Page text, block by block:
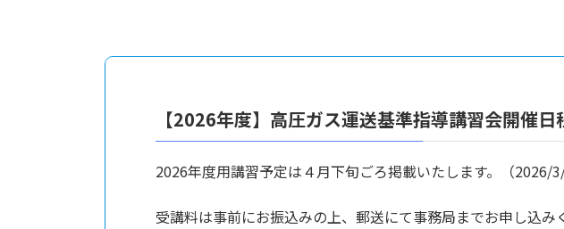
【2026年度】高圧ガス運送基準指導講習会開催日
2026年度用講習予定は４月下旬ごろ掲載いたします。（2026/3/
受講料は事前にお振込みの上、郵送にて事務局までお申し込み